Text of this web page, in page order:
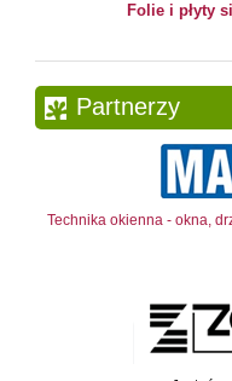
Folie i płyty
Partnerzy
Technika okienna - okna,